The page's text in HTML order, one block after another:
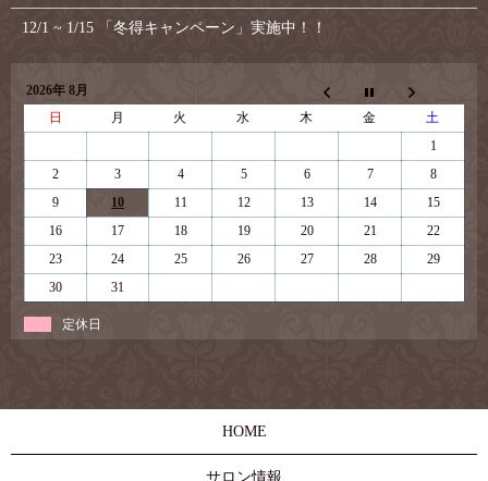
12/1 ~ 1/15 「冬得キャンペーン」実施中！！
2026年 8月
日
月 火 水 木 金
土
1
2
3 4 5 6 7
8
9
10 11 12 13 14
15
16
17 18 19 20 21
22
23
24 25 26 27 28
29
30
31
定休日
HOME
サロン情報